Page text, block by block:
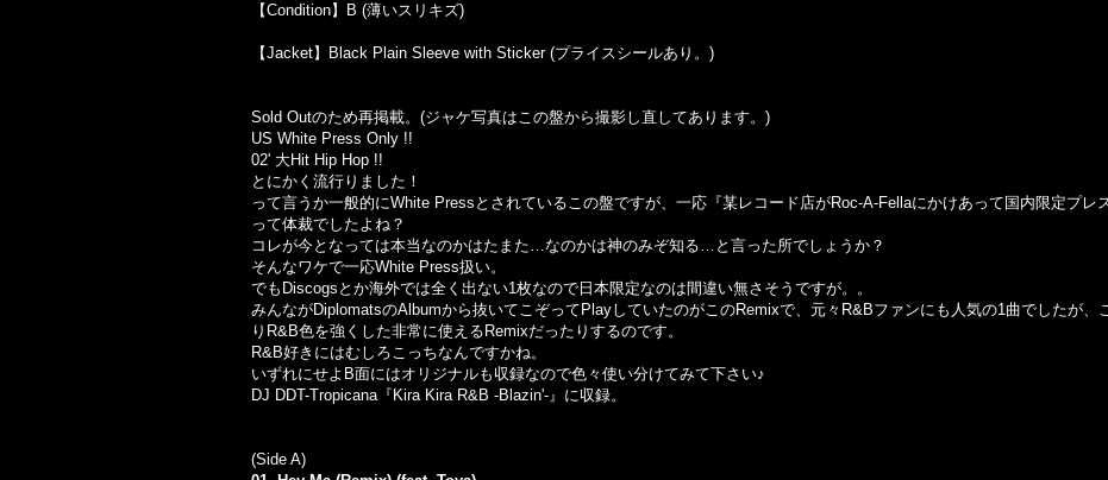
【Condition】B (薄いスリキズ)
【Jacket】Black Plain Sleeve with Sticker (プライスシールあり。)
Sold Outのため再掲載。(ジャケ写真はこの盤から撮影し直してあります。)
US White Press Only !!
02' 大Hit Hip Hop !!
とにかく流行りました！
って言うか一般的にWhite Pressとされているこの盤ですが、一応『某レコード店がRoc-A-Fellaにかけあって国内限定プレ
って体裁でしたよね？
コレが今となっては本当なのかはたまた…なのかは神のみぞ知る…と言った所でしょうか？
そんなワケで一応White Press扱い。
でもDiscogsとか海外では全く出ない1枚なので日本限定なのは間違い無さそうですが。。
みんながDiplomatsのAlbumから抜いてこぞってPlayしていたのがこのRemixで、元々R&Bファンにも人気の1曲でしたが、
りR&B色を強くした非常に使えるRemixだったりするのです。
R&B好きにはむしろこっちなんですかね。
いずれにせよB面にはオリジナルも収録なので色々使い分けてみて下さい♪
DJ DDT-Tropicana『Kira Kira R&B -Blazin'-』に収録。
(Side A)